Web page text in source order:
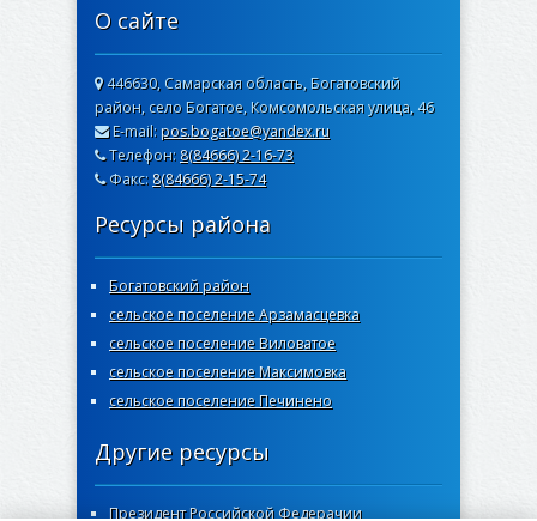
О сайте
446630, Самарская область, Богатовский
район, село Богатое, Комсомольская улица, 46
E-mail: pos.bogatoe@yandex.ru
Телефон: 8(84666) 2-16-73
Факс: 8(84666) 2-15-74
Ресурсы района
Богатовский район
сельское поселение Арзамасцевка
сельское поселение Виловатое
сельское поселение Максимовка
сельское поселение Печинено
Другие ресурсы
Президент Российской Федерачии